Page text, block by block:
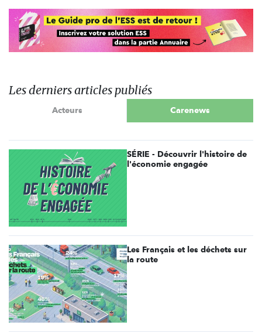
Les derniers articles publiés
Acteurs Carenews
SÉRIE - Découvrir l'histoire de
l'économie engagée
Les Français et les déchets sur
la route